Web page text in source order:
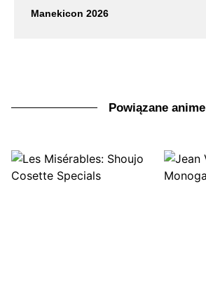
Manekicon 2026
Powiązane anime